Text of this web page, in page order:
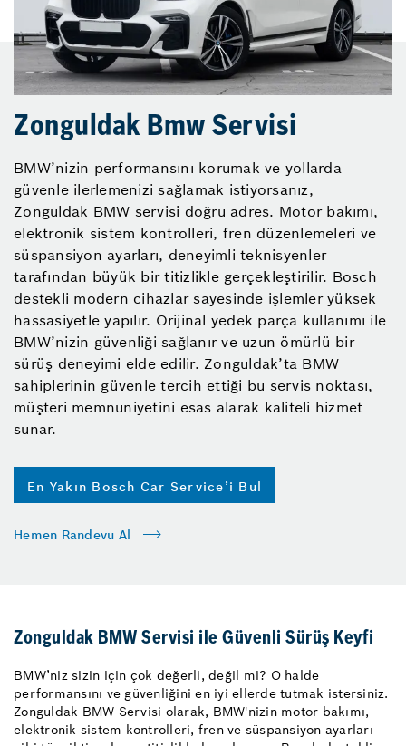
Zonguldak Bmw Servisi
BMW’nizin performansını korumak ve yollarda
güvenle ilerlemenizi sağlamak istiyorsanız,
Zonguldak BMW servisi doğru adres. Motor bakımı,
elektronik sistem kontrolleri, fren düzenlemeleri ve
süspansiyon ayarları, deneyimli teknisyenler
tarafından büyük bir titizlikle gerçekleştirilir. Bosch
destekli modern cihazlar sayesinde işlemler yüksek
hassasiyetle yapılır. Orijinal yedek parça kullanımı ile
BMW’nizin güvenliği sağlanır ve uzun ömürlü bir
sürüş deneyimi elde edilir. Zonguldak’ta BMW
sahiplerinin güvenle tercih ettiği bu servis noktası,
müşteri memnuniyetini esas alarak kaliteli hizmet
sunar.
En Yakın Bosch Car Service’i Bul
Hemen Randevu Al
Zonguldak BMW Servisi ile Güvenli Sürüş Keyfi
BMW’niz sizin için çok değerli, değil mi? O halde
performansını ve güvenliğini en iyi ellerde tutmak istersiniz.
Zonguldak BMW Servisi olarak, BMW'nizin motor bakımı,
elektronik sistem kontrolleri, fren ve süspansiyon ayarları